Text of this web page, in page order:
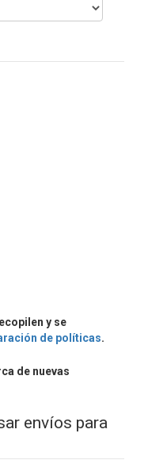
de políticas.
envíos para